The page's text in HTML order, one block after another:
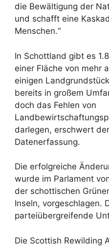
die Bewältigung der
und schafft eine
Menschen.“
In Schottland gibt es
einer Fläche von mehr
einigen
bereits in großem
doch das Fehlen von
darlegen, erschwert
Datenerfassung.
Die erfolgreiche
wurde im Parlament
der schottischen
Inseln, vorgeschlagen.
parteiübergreifende
Die Scottish Rewilding